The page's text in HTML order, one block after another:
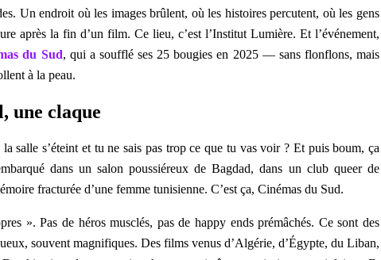
Un endroit où les images brûlent, où les histoires percutent, où les gens
après la fin d’un film. Ce lieu, c’est l’Institut Lumière. Et l’événement,
du Sud, qui a soufflé ses 25 bougies en 2025 — sans flonflons, mais
à la peau.
une claque
salle s’éteint et tu ne sais pas trop ce que tu vas voir ? Et puis boum, ça
dans un salon poussiéreux de Bagdad, dans un club queer de
fracturée d’une femme tunisienne. C’est ça, Cinémas du Sud.
». Pas de héros musclés, pas de happy ends prémâchés. Ce sont des
souvent magnifiques. Des films venus d’Algérie, d’Égypte, du Liban,